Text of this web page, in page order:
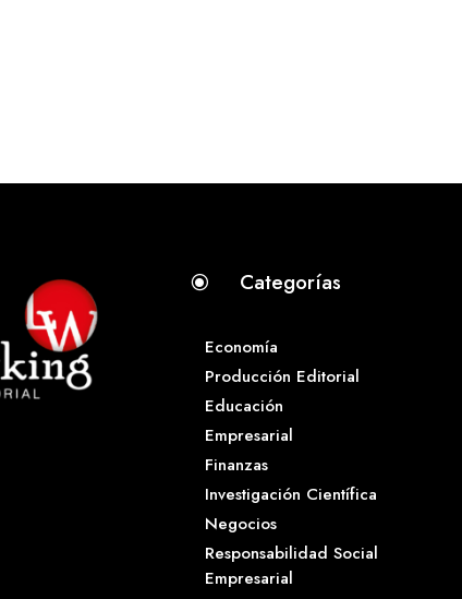
\ Categorías
Economía
Producción Editorial
Educación
Empresarial
Finanzas
Investigación Científica
Negocios
Responsabilidad Social
Empresarial